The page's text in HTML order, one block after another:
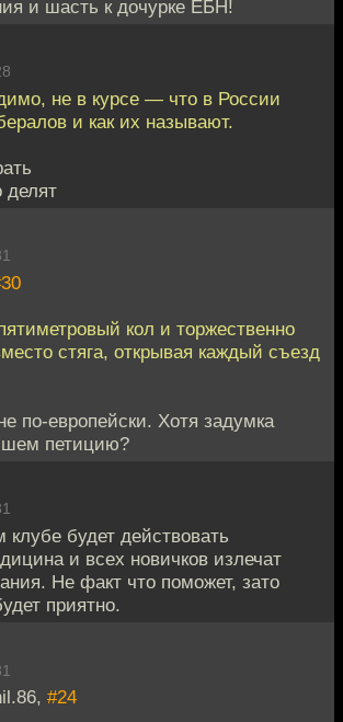
и шасть к дочурке ЕБН!
не в курсе — что в России
и как их называют.
делят
кол и торжественно
стяга, открывая каждый съезд
по-европейски. Хотя задумка
петицию?
будет действовать
и всех новичков излечат
Не факт что поможет, зато
приятно.
#24